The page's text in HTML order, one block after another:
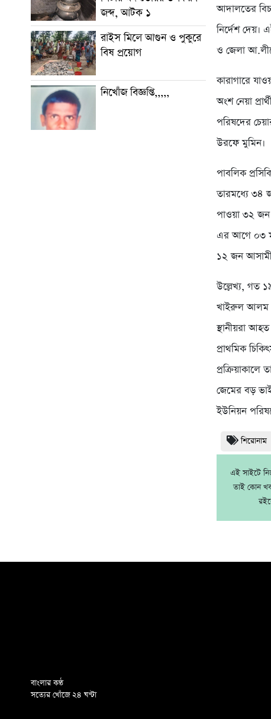
জব্দ, আটক ১
রাইস মিলে আগুন ও পুকুরে
বিষ প্রয়োগ
নিখোঁজ বিজ্ঞপ্তি,,,,,
আদালতের
নির্দেশ দেয়।
ও জেলা
কারাগারে
অংশ নেয়া
পরিষদের
উরফে মুমিন।
পাবলিক
তারমধ্যে ৩৪
পাওয়া ৩২
এর আগে ০৩
১২ জন
উল্লেখ্য, গত
খাইরুল আলম
স্থানীয়রা
প্রাথমিক
জেমের বড়
ইউনিয়ন
শিরোনাম
এই সাইটে
তাই কোন
বাংলার কণ্ঠ
সত্যের খোঁজে ২৪ ঘণ্টা